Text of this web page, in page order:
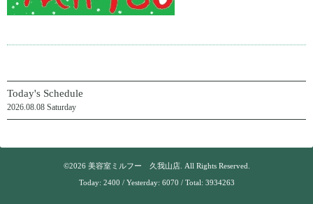
Today's Schedule
2026.08.08 Saturday
©2026 美容室ミルフー 久我山店. All Rights Reserved.
Today: 2400 / Yesterday: 6070 / Total: 3934263